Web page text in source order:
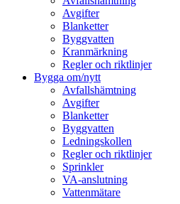
Avgifter
Blanketter
Byggvatten
Kranmärkning
Regler och riktlinjer
Bygga om/nytt
Avfallshämtning
Avgifter
Blanketter
Byggvatten
Ledningskollen
Regler och riktlinjer
Sprinkler
VA-anslutning
Vattenmätare